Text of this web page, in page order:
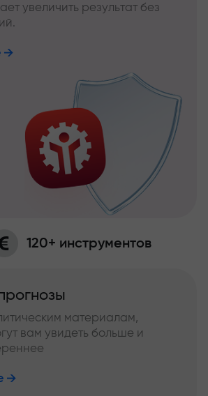
увеличить результат без
120+ инструментов
материалам,
вам увидеть больше и